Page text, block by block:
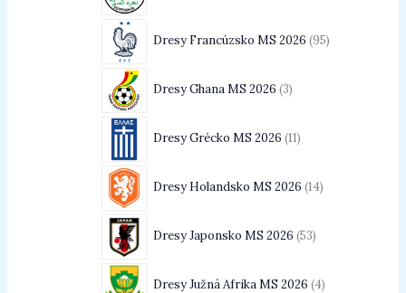
Dresy Francúzsko MS 2026 95
Dresy Ghana MS 2026 3
Dresy Grécko MS 2026 11
Dresy Holandsko MS 2026 14
Dresy Japonsko MS 2026 53
Dresy Južná Afrika MS 2026 4